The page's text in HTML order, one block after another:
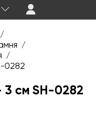
/
/
/
0282
см SH-0282